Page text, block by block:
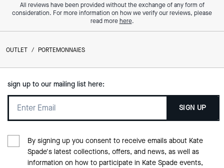
All reviews have been provided without the exchange of any form of
consideration. For more information on how we verify our reviews, please
read morehere.
OUTLET / PORTEMONNAIES
sign up to our mailing list here:
SIGN UP
By signing up you consent to receive emails about Kate
Spade's latest collections, offers, and news, as well as
information on how to participate in Kate Spade events,